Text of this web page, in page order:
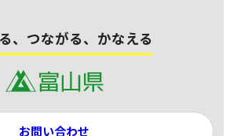
、つながる、かなえる
お問い合わせ